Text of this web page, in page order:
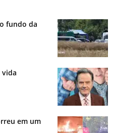
fundo da
vida
em um